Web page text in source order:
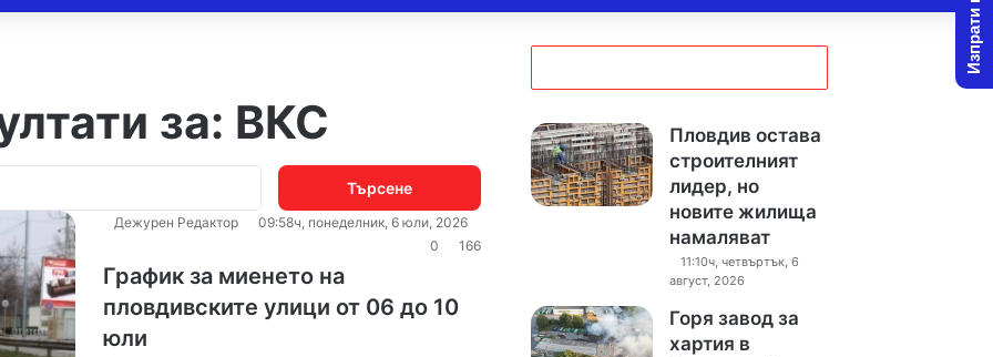
за: ВКС
Търсене
за:
Дежурен Редактор
09:58ч, понеделник, 6 юли, 2026
0
166
График за миенето на
пловдивските улици от 06 до 10
юли
Пловдив остава
строителният
лидер, но
новите жилища
намаляват
11:10ч, четвъртък, 6
август, 2026
Горя завод за
хартия в